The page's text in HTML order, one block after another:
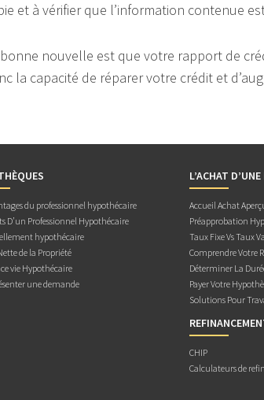
et à vérifier que l’information contenue
nouvelle est que votre rapport de
la capacité de réparer votre crédit et
du professionnel hypothécaire
D’un Professionnel Hypothécaire
hypothécaire
de la Propriété
vie Hypothécaire
une demande
L’ACHAT
Accueil Achat
Préapprobation
Taux Fixe Vs Taux
Comprendre Votre
Déterminer La
Payer Votre
Solutions Pour
CHIP
Calculateurs de